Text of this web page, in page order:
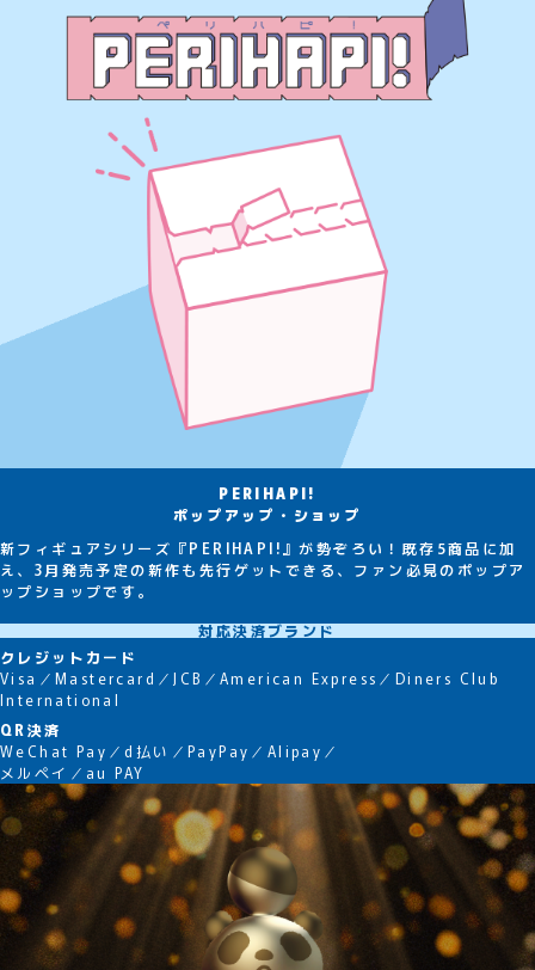
PERIHAPI!
ポップアップ・ショップ
新フィギュアシリーズ『PERIHAPI!』が勢ぞろい！既存5商品に加
え、3月発売予定の新作も先行ゲットできる、ファン必見のポップア
ップショップです。
対応決済ブランド
クレジットカード
Visa／Mastercard／JCB／American Express／Diners Club
International
QR決済
WeChat Pay／d払い／PayPay／Alipay／
メルペイ／au PAY